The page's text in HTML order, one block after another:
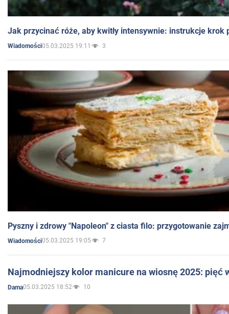
Jak przycinać róże, aby kwitły intensywnie: instrukcje krok
Wiadomości05.03.2025 19:11 3
Pyszny i zdrowy "Napoleon" z ciasta filo: przygotowanie
Wiadomości05.03.2025 19:05 7
Najmodniejszy kolor manicure na wiosnę 2025: pięć
Dama05.03.2025 18:52 10